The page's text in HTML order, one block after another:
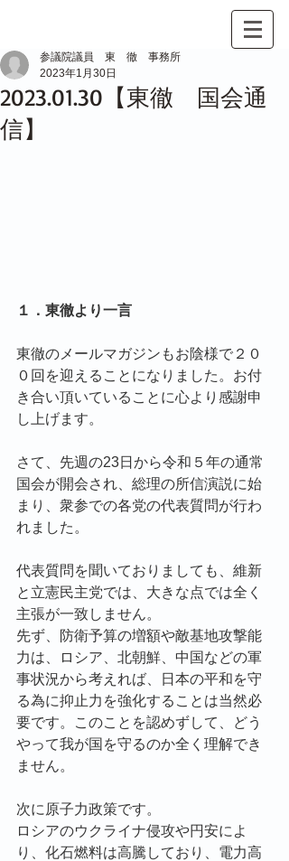
2023.01.30【東徹 国会通
信】
参議院議員 東 徹 事務所
2023年1月30日
１．東徹より一言
東徹のメールマガジンもお陰様で２０
０回を迎えることになりました。お付
き合い頂いていることに心より感謝申
し上げます。
さて、先週の23日から令和５年の通常
国会が開会され、総理の所信演説に始
まり、衆参での各党の代表質問が行わ
れました。
代表質問を聞いておりましても、維新
と立憲民主党では、大きな点では全く
主張が一致しません。
先ず、防衛予算の増額や敵基地攻撃能
力は、ロシア、北朝鮮、中国などの軍
事状況から考えれば、日本の平和を守
る為に抑止力を強化することは当然必
要です。このことを認めずして、どう
やって我が国を守るのか全く理解でき
ません。
次に原子力政策です。
ロシアのウクライナ侵攻や円安によ
り、化石燃料は高騰しており、電力高